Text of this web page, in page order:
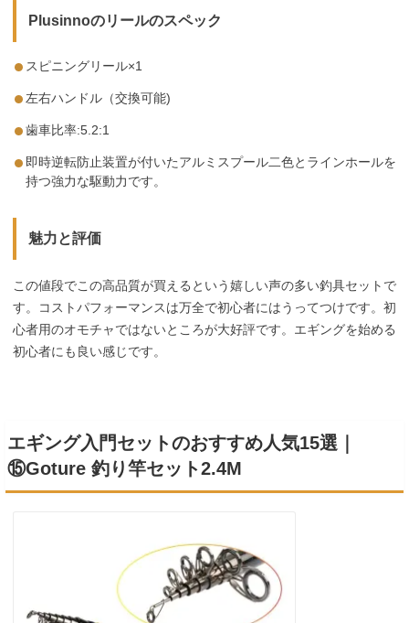
Plusinnoのリールのスペック
スピニングリール×1
左右ハンドル（交換可能)
歯車比率:5.2:1
即時逆転防止装置が付いたアルミスプール二色とラインホールを
持つ強力な駆動力です。
魅力と評価
この値段でこの高品質が買えるという嬉しい声の多い釣具セットで
す。コストパフォーマンスは万全で初心者にはうってつけです。初
心者用のオモチャではないところが大好評です。エギングを始める
初心者にも良い感じです。
エギング入門セットのおすすめ人気15選｜
⑮Goture 釣り竿セット2.4M